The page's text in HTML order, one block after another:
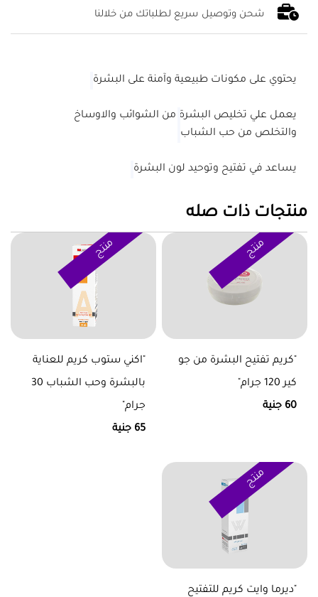
شحن وتوصيل سريع لطلباتك من خلالنا
يحتوي على مكونات طبيعية وآمنة على البشرة
يعمل علي تخليص البشرة من الشوائب والاوساخ
والتخلص من حب الشباب
يساعد في تفتيح وتوحيد لون البشرة
منتجات ذات صله
منتج
"كريم تفتيح البشرة من جو
كير 120 جرام"
60 جنية
منتج
"اكني ستوب كريم للعناية
بالبشرة وحب الشباب 30
جرام"
65 جنية
منتج
"ديرما وايت كريم للتفتيح